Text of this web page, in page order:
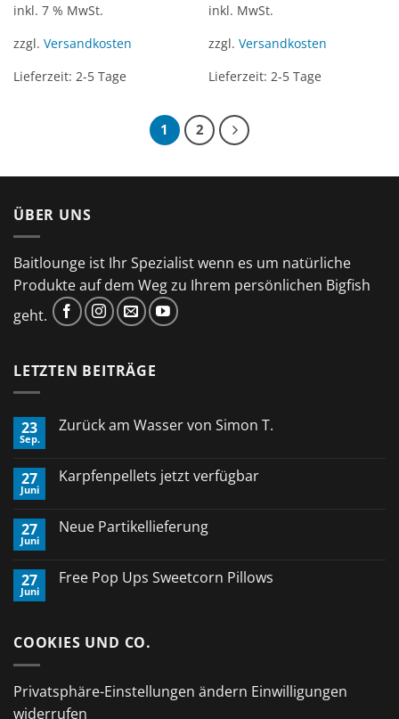
inkl. 7 % MwSt.
zzgl. Versandkosten
Lieferzeit: 2-5 Tage
inkl. MwSt.
zzgl. Versandkosten
Lieferzeit: 2-5 Tage
1 2
ÜBER UNS
Baitlounge ist Ihr Spezialist wenn es um natürliche
Produkte auf dem Weg zu Ihrem persönlichen Bigfish
geht.
LETZTEN BEITRÄGE
23
Sep.
Zurück am Wasser von Simon T.
Zurück
Simon
T.
27
Juni
Karpfenpellets jetzt verfügbar
Karpfenpellets
27
Juni
Neue Partikellieferung
Neue
27
Juni
Free Pop Ups Sweetcorn Pillows
Pop
COOKIES UND CO.
Privatsphäre-Einstellungen ändern Einwilligungen
widerrufen